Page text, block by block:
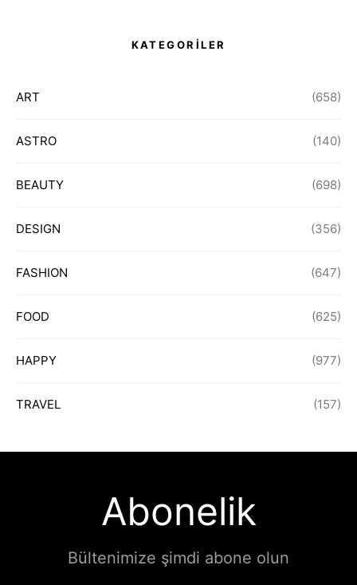
KATEGORİLER
ART (658)
ASTRO (140)
BEAUTY (698)
DESIGN (356)
FASHION (647)
FOOD (625)
HAPPY (977)
TRAVEL (157)
Abonelik
Bültenimize şimdi abone olun